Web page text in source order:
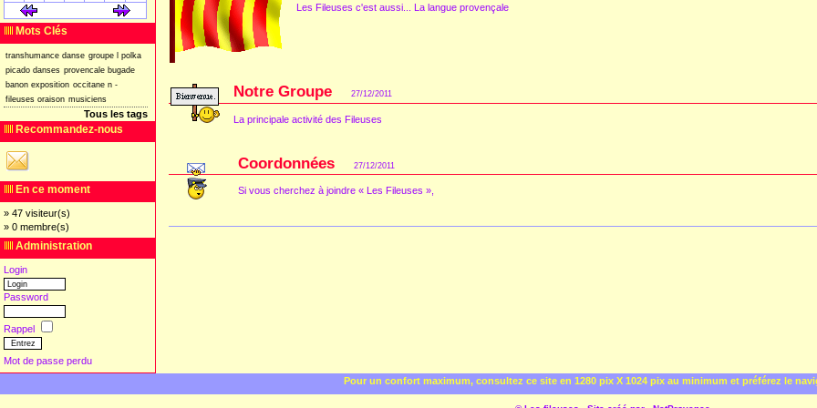
Mots Clés
transhumance danse groupe
polka
picado danses provencale bugade
banon exposition occitane n -
fileuses oraison musiciens
Tous les tags
Recommandez-nous
En ce moment
» 47 visiteur(s)
» 0 membre(s)
Administration
Login
Password
Rappel
Mot de passe perdu
Les Fileuses c'est aussi... La langue provençale
Notre Groupe 27/12/2011
La principale activité des Fileuses
Coordonnées 27/12/2011
Si vous cherchez à joindre « Les Fileuses »,
Pour un confort maximum, consultez ce site en 1280 pix X 1024 pix au minimum et préférez le